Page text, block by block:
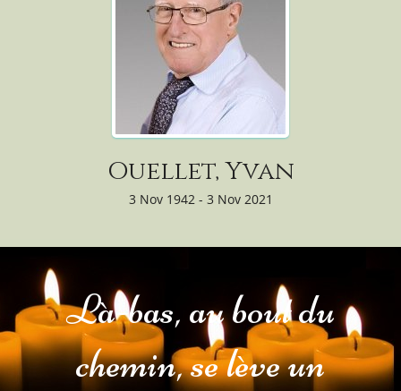
Ouellet, Yvan
3 Nov 1942 - 3 Nov 2021
Là-bas, au bout du
chemin, se lève un